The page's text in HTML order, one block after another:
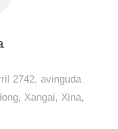
2742, avinguda
Xangai, Xina,